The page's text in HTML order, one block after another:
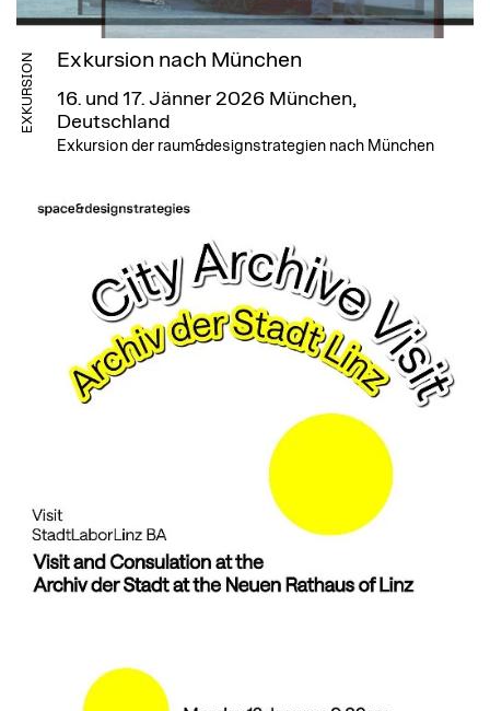
EXKURSION Exkursion nach München
16. und 17. Jänner 2026 München,
Deutschland
Exkursion der raum&designstrategien nach München